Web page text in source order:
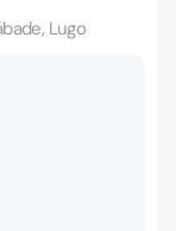
Lugo